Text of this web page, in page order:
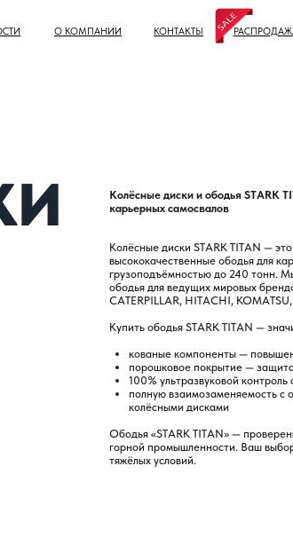
КОМПАНИИ КОНТАКТЫ РАСПРОДАЖА
грузоподъёмностью до 240 тонн. Мы производим
ободья для ведущих мировых брендов: БЕЛАЗ,
CATERPILLAR, HITACHI, KOMATSU, LIEBHERR, TEREX.
Купить ободья STARK TITAN — значит получить:
порошковое покрытие — защита от коррозии
полную взаимозаменяемость с оригинальными
колёсными дисками
Ободья «STARK TITAN» — проверены гигантами
горной промышленности. Ваш выбор для самых
карьерных самосвалов